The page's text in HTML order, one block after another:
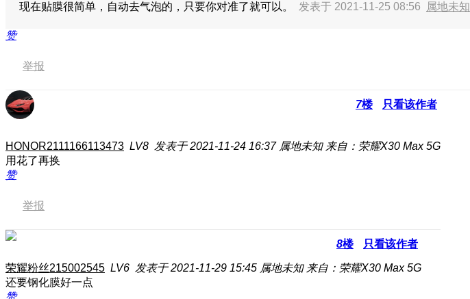
现在贴膜很简单，自动去气泡的，只要你对准了就可以。 发表于 2021-11-25 08:56 属地未知
赞
举报
7楼 只看该作者
HONOR2111166113473 LV8 发表于 2021-11-24 16:37 属地未知 来自：荣耀X30 Max 5G
用花了再换
赞
举报
8楼 只看该作者
荣耀粉丝215002545 LV6 发表于 2021-11-29 15:45 属地未知 来自：荣耀X30 Max 5G
还要钢化膜好一点
赞